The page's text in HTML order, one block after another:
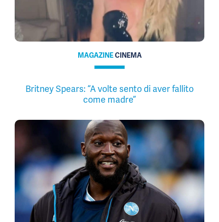
MAGAZINECINEMA
Britney Spears: “A volte sento di aver fallito
come madre”